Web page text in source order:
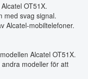
OT51X.
med svag signal.
Alcatel-mobiltelefoner.
Alcatel OT51X.
modeller för att